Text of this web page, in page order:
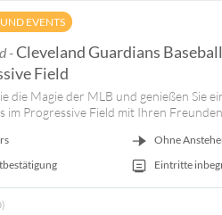
EVENTS
-Cleveland Guardians
Field
die Magie der MLB und genießen Sie
im Progressive Field mit Ihren
Ohne
Eintritte